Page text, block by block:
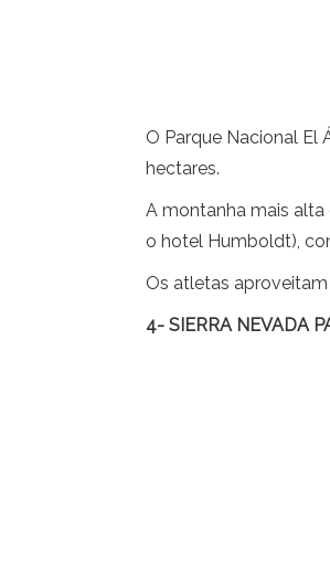
O Parque Nacional El
hectares.
A montanha mais alta
o hotel Humboldt),
Os atletas
4- SIERRA NEVADA